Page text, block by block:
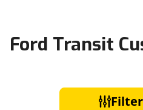
Ford Transit